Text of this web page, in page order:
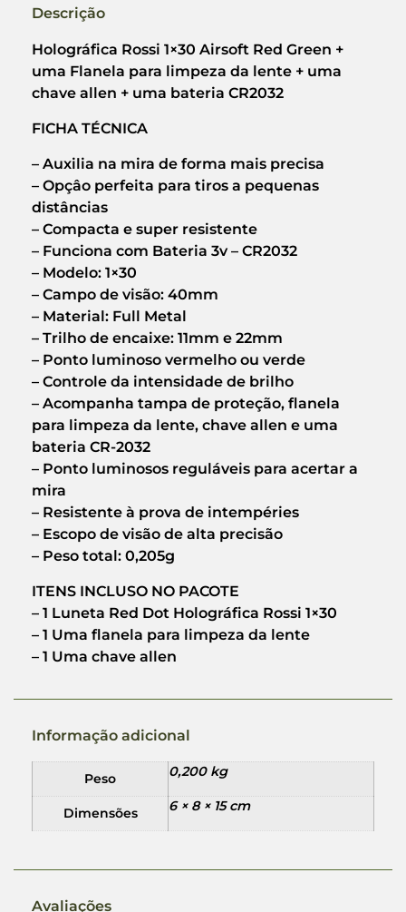
Descrição
Holográfica Rossi 1×30 Airsoft Red Green +
uma Flanela para limpeza da lente + uma
chave allen + uma bateria CR2032
FICHA TÉCNICA
– Auxilia na mira de forma mais precisa
– Opçâo perfeita para tiros a pequenas
distâncias
– Compacta e super resistente
– Funciona com Bateria 3v – CR2032
– Modelo: 1×30
– Campo de visão: 40mm
– Material: Full Metal
– Trilho de encaixe: 11mm e 22mm
– Ponto luminoso vermelho ou verde
– Controle da intensidade de brilho
– Acompanha tampa de proteção, flanela
para limpeza da lente, chave allen e uma
bateria CR-2032
– Ponto luminosos reguláveis para acertar a
mira
– Resistente à prova de intempéries
– Escopo de visão de alta precisão
– Peso total: 0,205g
ITENS INCLUSO NO PACOTE
– 1 Luneta Red Dot Holográfica Rossi 1×30
– 1 Uma flanela para limpeza da lente
– 1 Uma chave allen
Informação adicional
Peso 0,200 kg
Dimensões 6 × 8 × 15 cm
Avaliações